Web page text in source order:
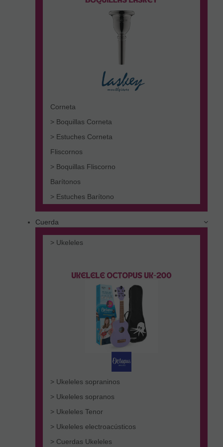
Corneta
> Boquillas Corneta
> Estuches Corneta
Fliscornos
> Boquillas Fliscorno
Barítonos
> Estuches Barítono
Cuerda
> Ukeleles
> Ukeleles sopraninos
> Ukeleles sopranos
> Ukeleles Tenor
> Ukeleles electroacústicos
> Cuerdas Ukeleles